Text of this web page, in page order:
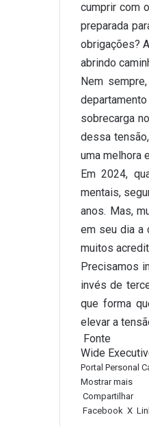
cumprir com
preparada
obrigações?
abrindo
Nem
sobrecarga
dessa
uma melhora
Em 2024,
mentais,
anos. Mas,
em seu dia a
muitos
Precisamos
invés de
que forma
elevar a
Fonte
Wide
Portal Personal
Mostrar mais
Compartilhar
Facebook X